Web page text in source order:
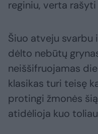
reginiu, verta
Šiuo atveju svarbu
dėlto nebūtų
neiššifruojamas
klasikas turi teisę
protingi žmonės
atidėlioja kuo